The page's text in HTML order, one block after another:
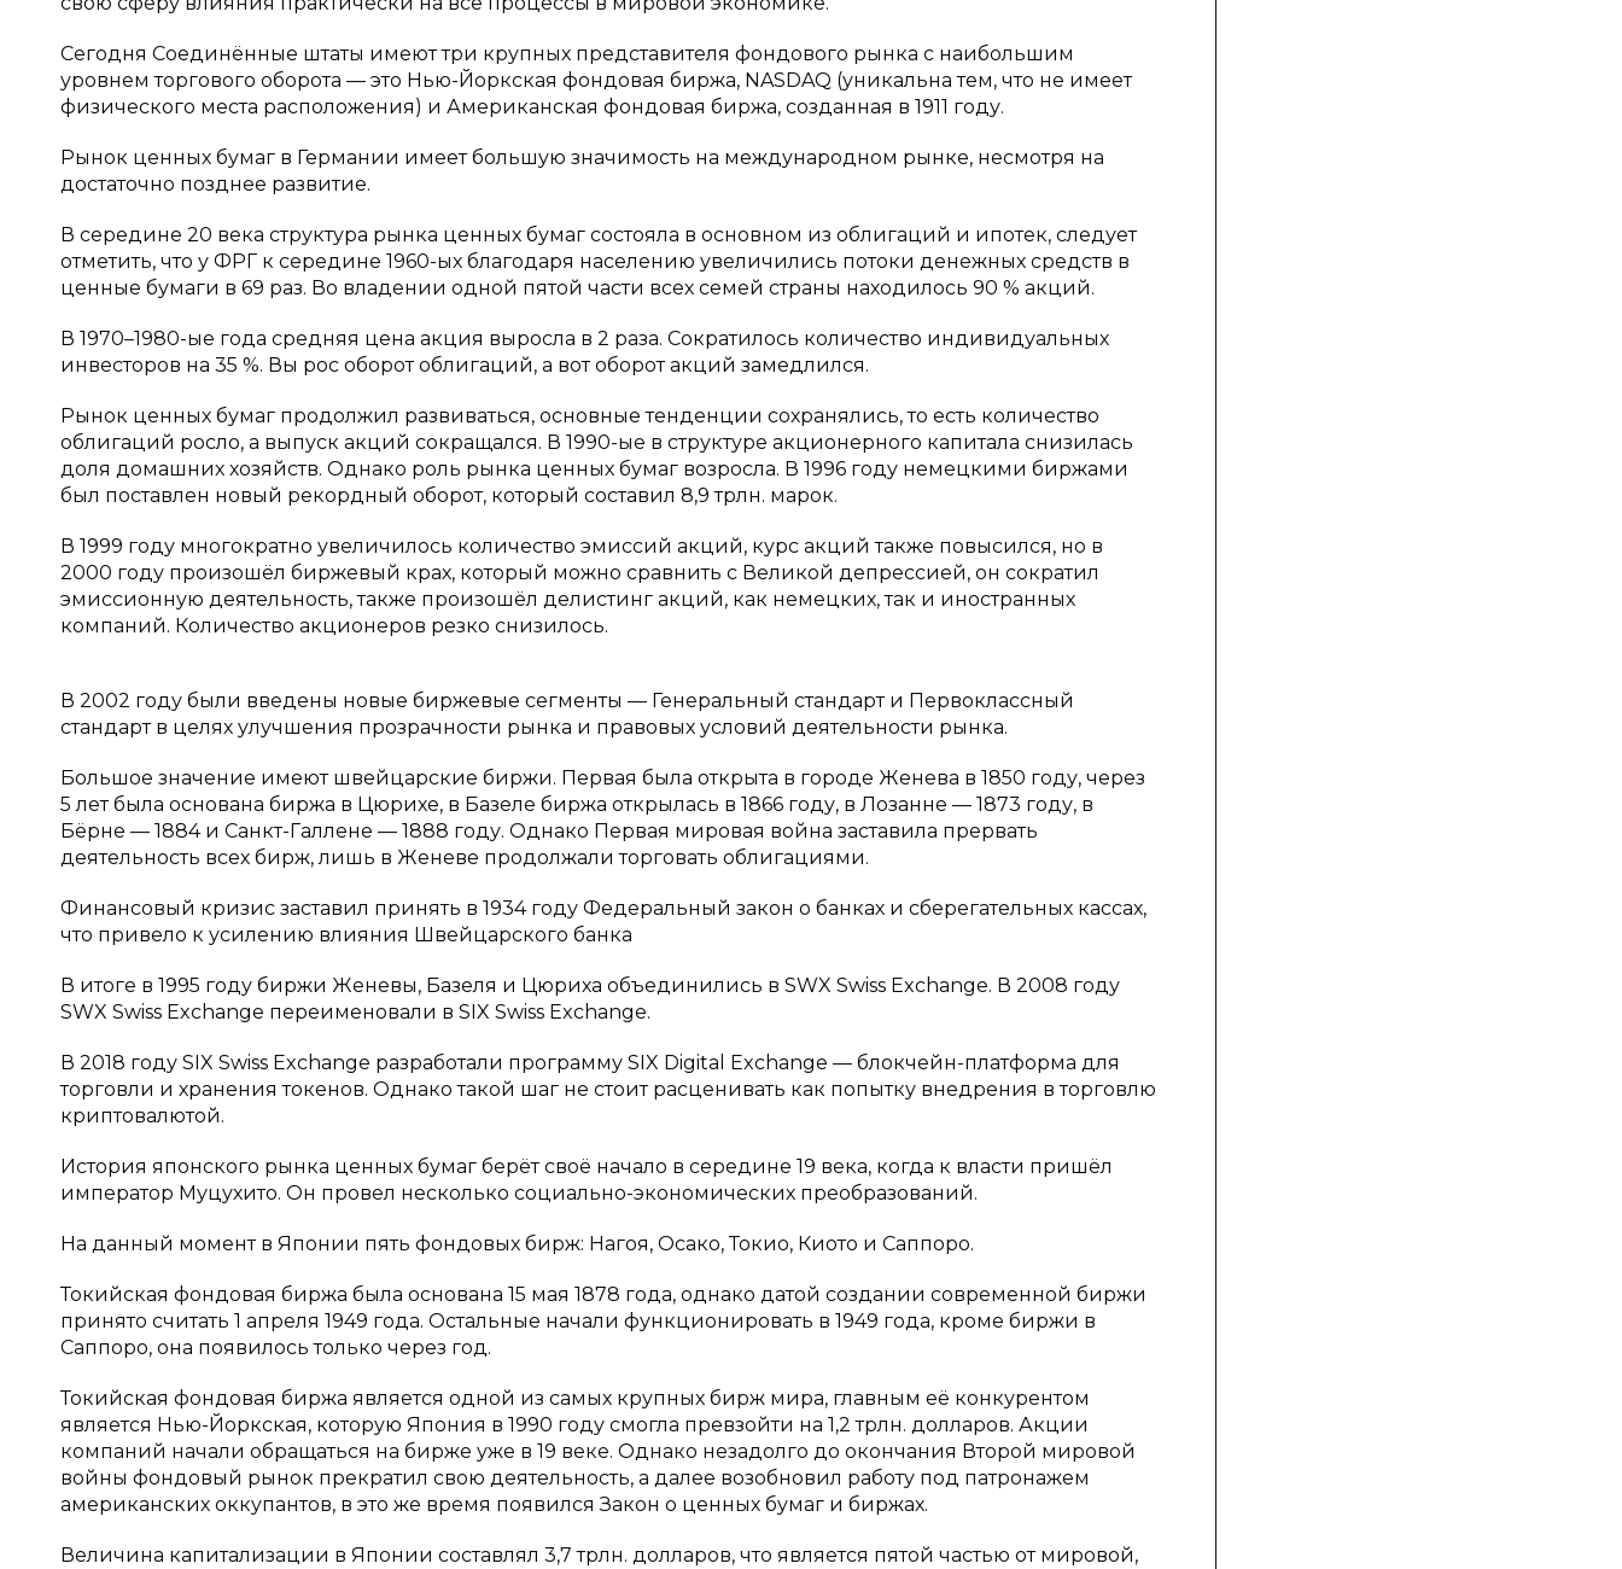
Сегодня Соединённые штаты имеют три крупных представителя фондового рынка с наибольшим
уровнем торгового оборота — это Нью-Йоркская фондовая биржа, NASDAQ (уникальна тем, что не имеет
физического места расположения) и Американская фондовая биржа, созданная в 1911 году.
Рынок ценных бумаг в Германии имеет большую значимость на международном рынке, несмотря на
достаточно позднее развитие.
В середине 20 века структура рынка ценных бумаг состояла в основном из облигаций и ипотек, следует
отметить, что у ФРГ к середине 1960-ых благодаря населению увеличились потоки денежных средств в
ценные бумаги в 69 раз. Во владении одной пятой части всех семей страны находилось 90 % акций.
В 1970–1980-ые года средняя цена акция выросла в 2 раза. Сократилось количество индивидуальных
инвесторов на 35 %. Вы рос оборот облигаций, а вот оборот акций замедлился.
Рынок ценных бумаг продолжил развиваться, основные тенденции сохранялись, то есть количество
облигаций росло, а выпуск акций сокращался. В 1990-ые в структуре акционерного капитала снизилась
доля домашних хозяйств. Однако роль рынка ценных бумаг возросла. В 1996 году немецкими биржами
был поставлен новый рекордный оборот, который составил 8,9 трлн. марок.
В 1999 году многократно увеличилось количество эмиссий акций, курс акций также повысился, но в
2000 году произошёл биржевый крах, который можно сравнить с Великой депрессией, он сократил
эмиссионную деятельность, также произошёл делистинг акций, как немецких, так и иностранных
компаний. Количество акционеров резко снизилось.
В 2002 году были введены новые биржевые сегменты — Генеральный стандарт и Первоклассный
стандарт в целях улучшения прозрачности рынка и правовых условий деятельности рынка.
Большое значение имеют швейцарские биржи. Первая была открыта в городе Женева в 1850 году, через
5 лет была основана биржа в Цюрихе, в Базеле биржа открылась в 1866 году, в Лозанне — 1873 году, в
Бёрне — 1884 и Санкт-Галлене — 1888 году. Однако Первая мировая война заставила прервать
деятельность всех бирж, лишь в Женеве продолжали торговать облигациями.
Финансовый кризис заставил принять в 1934 году Федеральный закон о банках и сберегательных кассах,
что привело к усилению влияния Швейцарского банка
В итоге в 1995 году биржи Женевы, Базеля и Цюриха объединились в SWX Swiss Exchange. В 2008 году
SWX Swiss Exchange переименовали в SIX Swiss Exchange.
В 2018 году SIX Swiss Exchange разработали программу SIX Digital Exchange — блокчейн-платформа для
торговли и хранения токенов. Однако такой шаг не стоит расценивать как попытку внедрения в торговлю
криптовалютой.
История японского рынка ценных бумаг берёт своё начало в середине 19 века, когда к власти пришёл
император Муцухито. Он провел несколько социально-экономических преобразований.
На данный момент в Японии пять фондовых бирж: Нагоя, Осако, Токио, Киото и Саппоро.
Токийская фондовая биржа была основана 15 мая 1878 года, однако датой создании современной биржи
принято считать 1 апреля 1949 года. Остальные начали функционировать в 1949 года, кроме биржи в
Саппоро, она появилось только через год.
Токийская фондовая биржа является одной из самых крупных бирж мира, главным её конкурентом
является Нью-Йоркская, которую Япония в 1990 году смогла превзойти на 1,2 трлн. долларов. Акции
компаний начали обращаться на бирже уже в 19 веке. Однако незадолго до окончания Второй мировой
войны фондовый рынок прекратил свою деятельность, а далее возобновил работу под патронажем
американских оккупантов, в это же время появился Закон о ценных бумаг и биржах.
Величина капитализации в Японии составлял 3,7 трлн. долларов, что является пятой частью от мировой,